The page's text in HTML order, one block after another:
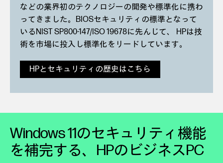
などの業界初のテクノロジーの開発や標準化に携わ
ってきました。BIOSセキュリティの標準となって
いるNIST SP800-147/ISO 19678に先んじて、 HPは技
術を市場に投入し標準化をリードしています。
HPとセキュリティの歴史はこちら
Windows 11のセキュリティ機能
を補完する、 HPのビジネスPC